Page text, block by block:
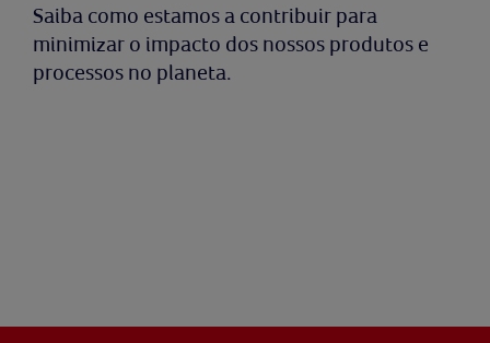
Saiba como estamos a contribuir para
minimizar o impacto dos nossos produtos e
processos no planeta.